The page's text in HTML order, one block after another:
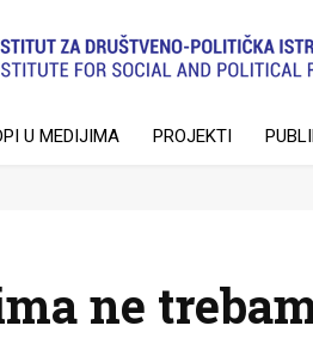
U MEDIJIMA PROJEKTI
ne